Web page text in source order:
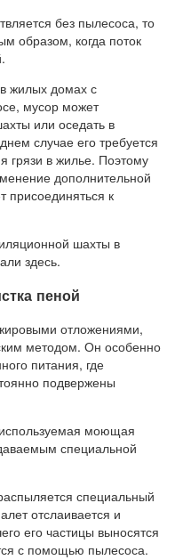
без пылесоса, то
образом, когда поток
жилых домах с
мусор может
или оседать в
случае его требуется
грязи в жилье. Поэтому
дополнительной
присоединяться к
шахты в
здесь.
пеной
отложениями,
методом. Он особенно
питания, где
подвержены
моющая
специальной
специальный
отслаивается и
его частицы выносятся
с помощью пылесоса.